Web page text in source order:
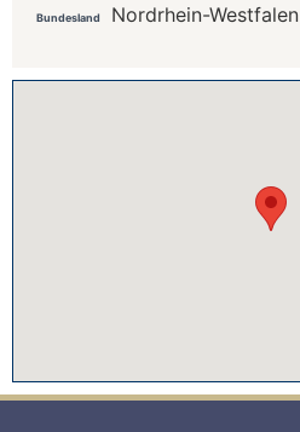
Bundesland Nordrhein-Westfalen